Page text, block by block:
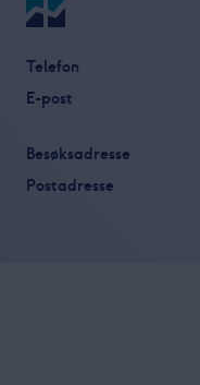
Telefon
E-post
Besøksadresse
Postadresse